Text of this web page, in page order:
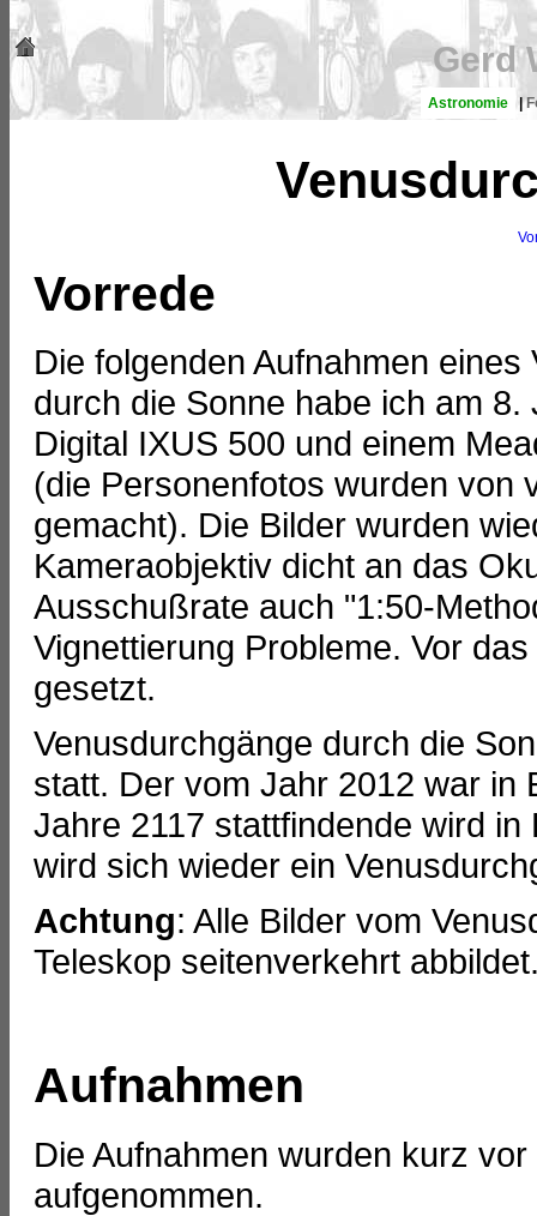
Gerd
Astronomie |
Vorrede
Die folgenden Aufnahmen
durch die Sonne habe ich am
Digital IXUS 500 und einem
(die Personenfotos wurden von
gemacht). Die Bilder wurden
Kameraobjektiv dicht an das
Ausschußrate auch "1:50-
Vignettierung Probleme. Vor
gesetzt.
Venusdurchgänge durch die
statt. Der vom Jahr 2012 war in
Jahre 2117 stattfindende wird
wird sich wieder ein
Achtung: Alle Bilder vom
Teleskop seitenverkehrt
Aufnahmen
Die Aufnahmen wurden kurz
aufgenommen.